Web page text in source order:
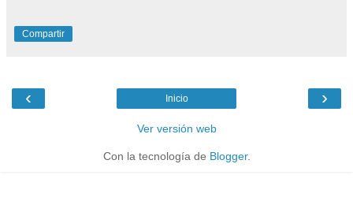
Compartir
‹ ›
Inicio
Ver versión web
Con la tecnología de Blogger.